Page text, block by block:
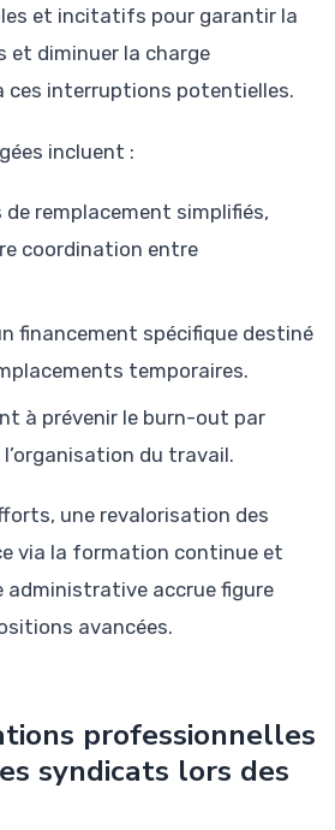
et incitatifs pour garantir la
et diminuer la charge
ces interruptions potentielles.
incluent :
de remplacement simplifiés,
coordination entre
financement spécifique destiné
temporaires.
à prévenir le burn-out par
l’organisation du travail.
une revalorisation des
via la formation continue et
administrative accrue figure
avancées.
professionnelles
syndicats lors des